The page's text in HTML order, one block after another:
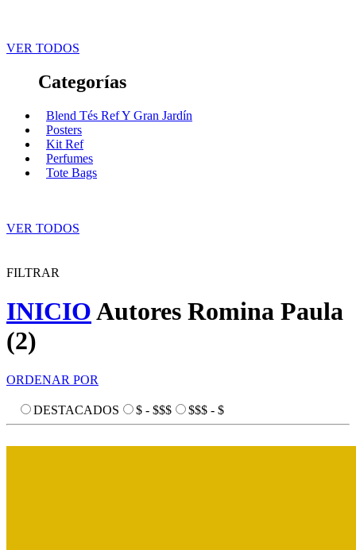
VER TODOS
Categorías
Blend Tés Ref Y Gran Jardín
Posters
Kit Ref
Perfumes
Tote Bags
VER TODOS
FILTRAR
INICIOAutores Romina Paula
(2)
ORDENAR POR
DESTACADOS $ - $$$ $$$ - $